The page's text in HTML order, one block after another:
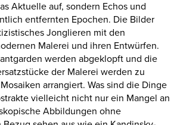
Aktuelle auf, sondern Echos und
entfernten Epochen. Die Bilder
Jonglieren mit den
Malerei und ihren Entwürfen.
werden abgeklopft und die
der Malerei werden zu
arrangiert. Was sind die Dinge
vielleicht nicht nur ein Mangel an
Abbildungen ohne